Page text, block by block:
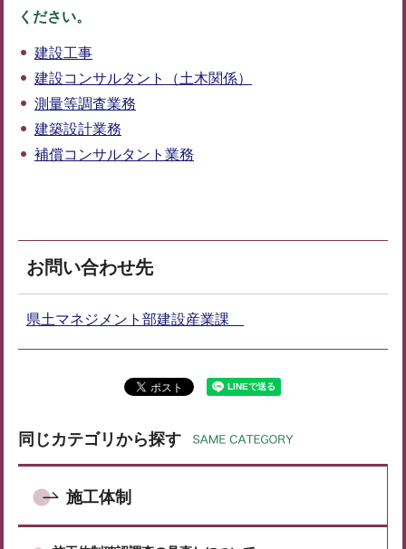
ください。
建設工事
建設コンサルタント（土木関係）
測量等調査業務
建築設計業務
補償コンサルタント業務
お問い合わせ先
県土マネジメント部建設産業課
同じカテゴリから探す
施工体制